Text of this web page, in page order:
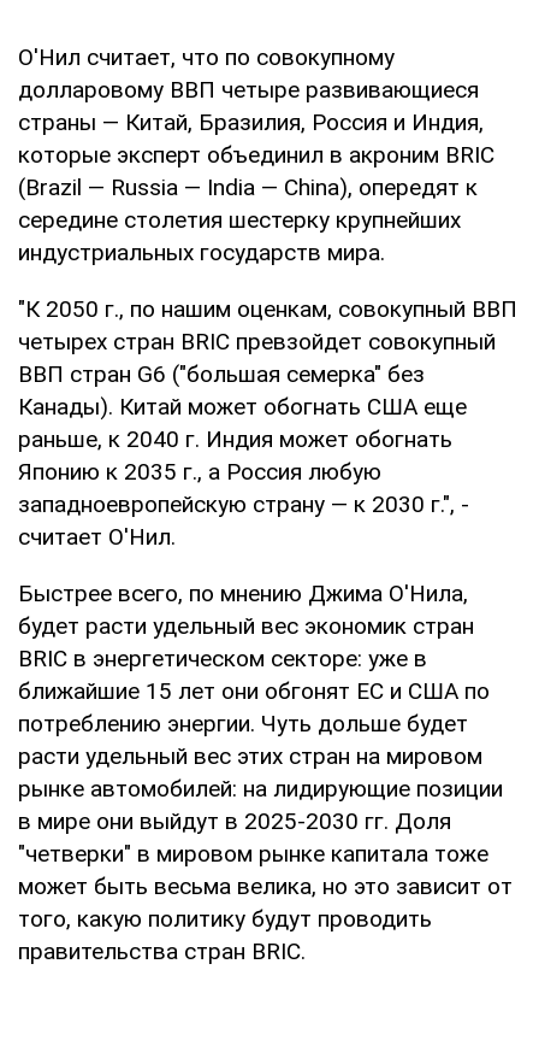
О'Нил считает, что по совокупному
долларовому ВВП четыре развивающиеся
страны — Китай, Бразилия, Россия и Индия,
которые эксперт объединил в акроним BRIC
(Brazil — Russia — India — China), опередят к
середине столетия шестерку крупнейших
индустриальных государств мира.
"К 2050 г., по нашим оценкам, совокупный ВВП
четырех стран BRIC превзойдет совокупный
ВВП стран G6 ("большая семерка" без
Канады). Китай может обогнать США еще
раньше, к 2040 г. Индия может обогнать
Японию к 2035 г., а Россия любую
западноевропейскую страну — к 2030 г.", -
считает О'Нил.
Быстрее всего, по мнению Джима О'Нила,
будет расти удельный вес экономик стран
BRIC в энергетическом секторе: уже в
ближайшие 15 лет они обгонят ЕС и США по
потреблению энергии. Чуть дольше будет
расти удельный вес этих стран на мировом
рынке автомобилей: на лидирующие позиции
в мире они выйдут в 2025-2030 гг. Доля
"четверки" в мировом рынке капитала тоже
может быть весьма велика, но это зависит от
того, какую политику будут проводить
правительства стран BRIC.